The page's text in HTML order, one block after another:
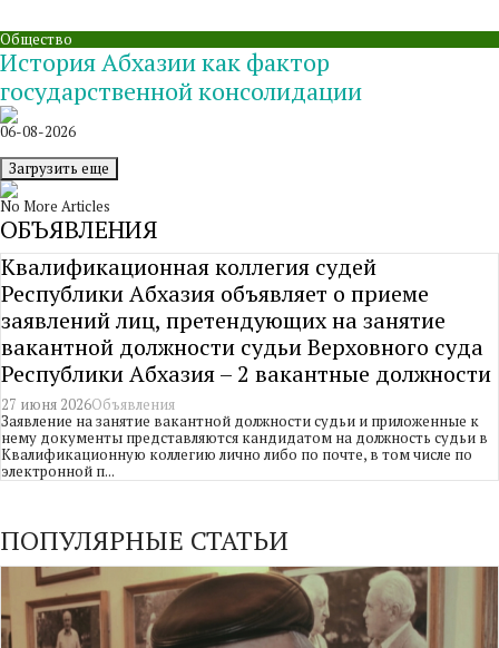
Общество
История Абхазии как фактор
государственной консолидации
06-08-2026
Загрузить еще
No More Articles
ОБЪЯВЛЕНИЯ
Квалификационная коллегия судей
Республики Абхазия объявляет о приеме
заявлений лиц, претендующих на занятие
вакантной должности судьи Верховного суда
Республики Абхазия – 2 вакантные должности
27 июня 2026Объявления
Заявление на занятие вакантной должности судьи и приложенные к
нему документы представляются кандидатом на должность судьи в
Квалификационную коллегию лично либо по почте, в том числе по
электронной п...
ПОПУЛЯРНЫЕ СТАТЬИ